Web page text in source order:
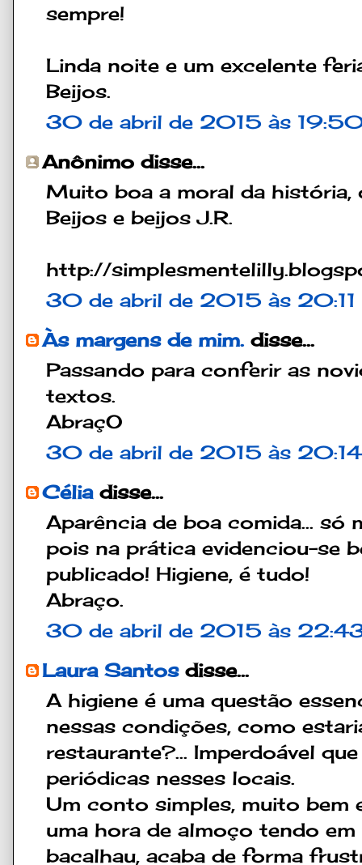
sempre!
Linda noite e um excelente
Beijos.
30 de abril de 2015 às
Anônimo disse...
Muito boa a moral da
Beijos e beijos J.R.
http://
30 de abril de 2015 às 20:11
Às margens de mim. disse...
Passando para conferir as
textos.
AbraçO
30 de abril de 2015 às 20:14
Céliadisse...
Aparência de boa comida... só
pois na prática evidenciou-se
publicado! Higiene, é tudo!
Abraço.
30 de abril de 2015 às
Laura Santosdisse...
A higiene é uma questão
nessas condições, como
restaurante?... Imperdoável
periódicas nesses locais.
Um conto simples, muito bem
uma hora de almoço tendo
bacalhau, acaba de forma